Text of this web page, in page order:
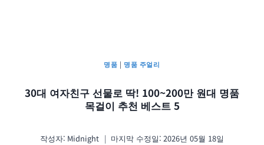
명품 | 명품 주얼리
30대 여자친구 선물로 딱! 100~200만 원대 명품
목걸이 추천 베스트 5
작성자: Midnight 마지막 수정일: 2026년 05월 18일